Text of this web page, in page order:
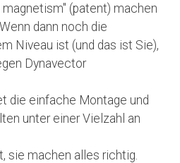
(patent) machen
dann noch die
Niveau ist (und das ist Sie),
Dynavector
die einfache Montage und
unter einer Vielzahl an
sie machen alles richtig.